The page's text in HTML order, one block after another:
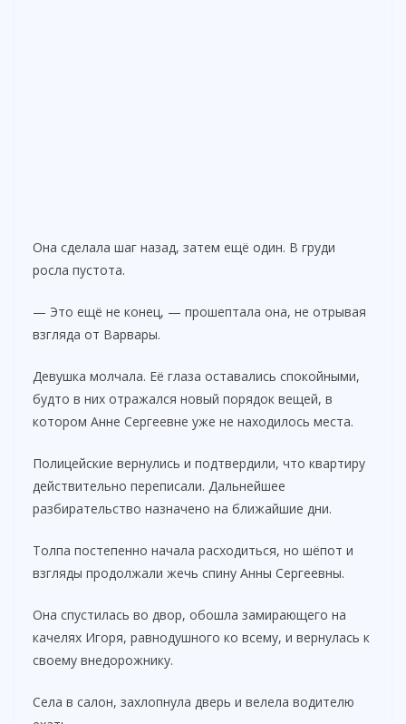
Она сделала шаг назад, затем ещё один. В груди
росла пустота.
— Это ещё не конец, — прошептала она, не отрывая
взгляда от Варвары.
Девушка молчала. Её глаза оставались спокойными,
будто в них отражался новый порядок вещей, в
котором Анне Сергеевне уже не находилось места.
Полицейские вернулись и подтвердили, что квартиру
действительно переписали. Дальнейшее
разбирательство назначено на ближайшие дни.
Толпа постепенно начала расходиться, но шёпот и
взгляды продолжали жечь спину Анны Сергеевны.
Она спустилась во двор, обошла замирающего на
качелях Игоря, равнодушного ко всему, и вернулась к
своему внедорожнику.
Села в салон, захлопнула дверь и велела водителю